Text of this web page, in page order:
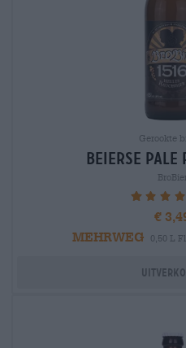
Gerookte
Beierse
80%
€
MEHRWEG
0,50 L